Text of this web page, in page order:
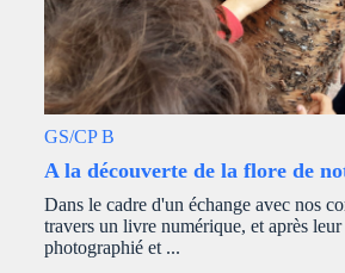
GS/CP B
A la découverte de la flore de
Dans le cadre d'un échange avec nos
travers un livre numérique, et après
photographié et ...